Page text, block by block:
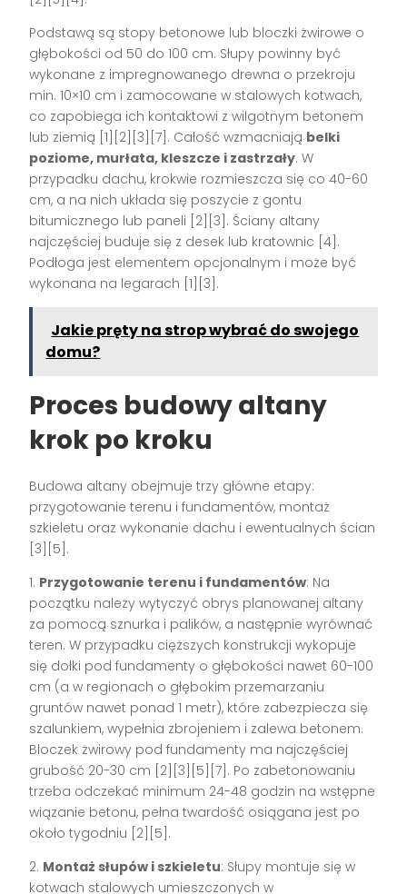
Podstawą są stopy betonowe lub bloczki żwirowe o
głębokości od 50 do 100 cm. Słupy powinny być
wykonane z impregnowanego drewna o przekroju
min. 10×10 cm i zamocowane w stalowych kotwach,
co zapobiega ich kontaktowi z wilgotnym betonem
lub ziemią [1][2][3][7] . Całość wzmacniają belki
poziome, murłata, kleszcze i zastrzały. W
przypadku dachu, krokwie rozmieszcza się co 40-60
cm, a na nich układa się poszycie z gontu
bitumicznego lub paneli [2][3] . Ściany altany
najczęściej buduje się z desek lub kratownic [4] .
Podłoga jest elementem opcjonalnym i może być
wykonana na legarach [1][3] .
Jakie pręty na strop wybrać do swojego
domu?
Proces budowy altany
krok po kroku
Budowa altany obejmuje trzy główne etapy:
przygotowanie terenu i fundamentów, montaż
szkieletu oraz wykonanie dachu i ewentualnych ścian
[3][5] .
1. Przygotowanie terenu i fundamentów: Na
początku należy wytyczyć obrys planowanej altany
za pomocą sznurka i palików, a następnie wyrównać
teren. W przypadku cięższych konstrukcji wykopuje
się dołki pod fundamenty o głębokości nawet 60-100
cm (a w regionach o głębokim przemarzaniu
gruntów nawet ponad 1 metr), które zabezpiecza się
szalunkiem, wypełnia zbrojeniem i zalewa betonem.
Bloczek żwirowy pod fundamenty ma najczęściej
grubość 20-30 cm [2][3][5][7] . Po zabetonowaniu
trzeba odczekać minimum 24-48 godzin na wstępne
wiązanie betonu, pełna twardość osiągana jest po
około tygodniu [2][5] .
2. Montaż słupów i szkieletu: Słupy montuje się w
kotwach stalowych umieszczonych w